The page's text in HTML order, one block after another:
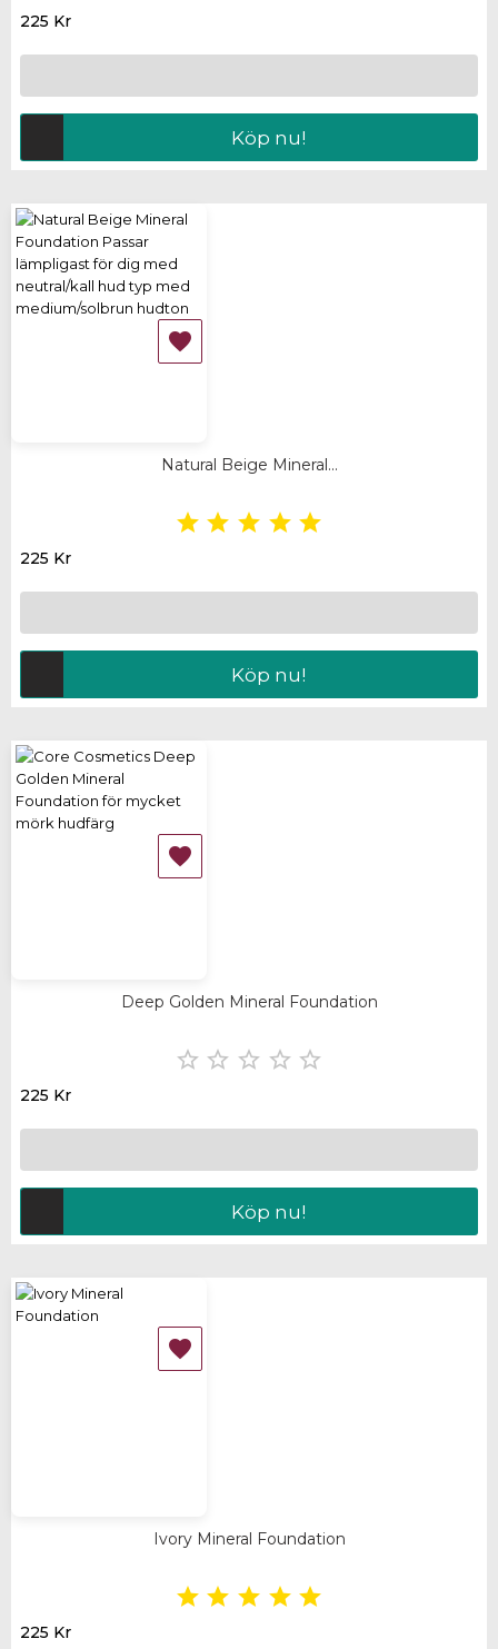
225 Kr
Köp nu!

Natural Beige Mineral...
    
225 Kr
Köp nu!

Deep Golden Mineral Foundation
    
225 Kr
Köp nu!

Ivory Mineral Foundation
    
225 Kr